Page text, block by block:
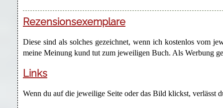
Rezensionsexemplare
Diese sind als solches gezeichnet, wenn ich kostenlos vom
meine Meinung kund tut zum jeweiligen Buch. Als Werbung
Links
Wenn du auf die jeweilige Seite oder das Bild klickst, verlässt